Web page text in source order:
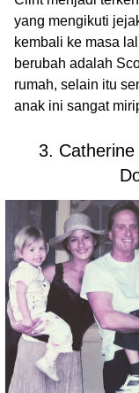
yang mengikuti
kembali ke masa
berubah adalah
rumah, selain itu
anak ini sangat
3. Catherine